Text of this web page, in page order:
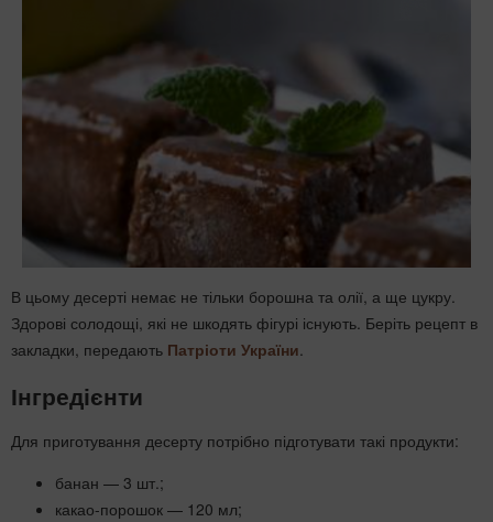
В цьому десерті немає не тільки борошна та олії, а ще цукру.
Здорові солодощі, які не шкодять фігурі існують. Беріть рецепт в
закладки, передають Патріоти України.
Інгредієнти
Для приготування десерту потрібно підготувати такі продукти:
банан — 3 шт.;
какао-порошок — 120 мл;